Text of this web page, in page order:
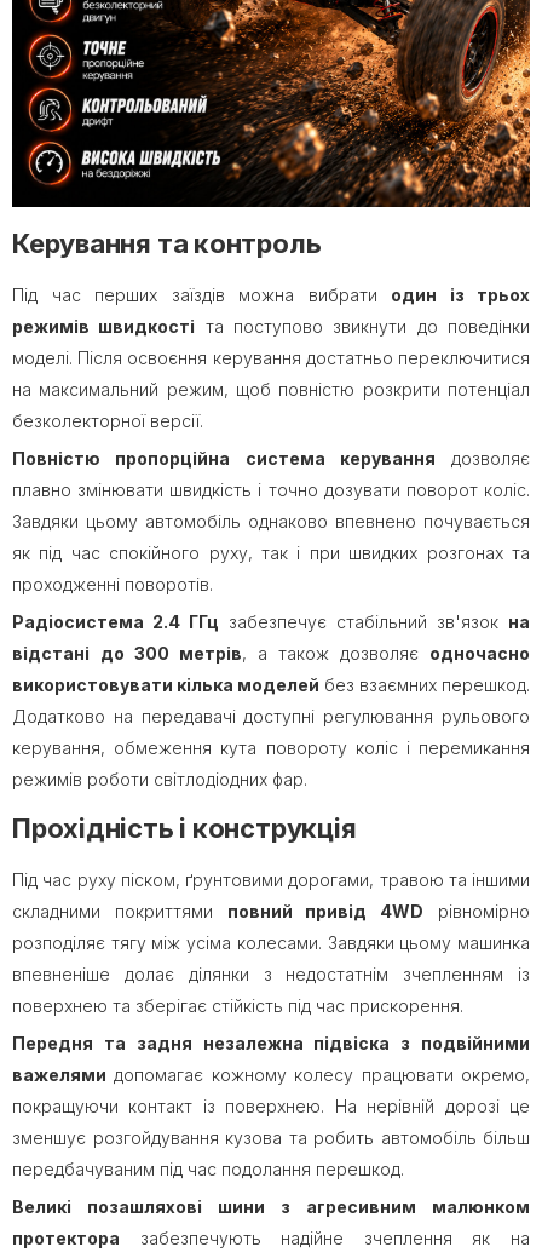
Керування та контроль
Під час перших заїздів можна вибрати один із трьох
режимів швидкості та поступово звикнути до поведінки
моделі. Після освоєння керування достатньо переключитися
на максимальний режим, щоб повністю розкрити потенціал
безколекторної версії.
Повністю пропорційна система керування дозволяє
плавно змінювати швидкість і точно дозувати поворот коліс.
Завдяки цьому автомобіль однаково впевнено почувається
як під час спокійного руху, так і при швидких розгонах та
проходженні поворотів.
Радіосистема 2.4 ГГц забезпечує стабільний зв'язок на
відстані
до 300 метрів, а також дозволяє одночасно
використовувати кілька моделей без взаємних перешкод.
Додатково на передавачі доступні регулювання рульового
керування, обмеження кута повороту коліс і перемикання
режимів роботи світлодіодних фар.
Прохідність і конструкція
Під час руху піском, ґрунтовими дорогами, травою та іншими
складними покриттями повний привід 4WD рівномірно
розподіляє тягу між усіма колесами. Завдяки цьому машинка
впевненіше долає ділянки з недостатнім зчепленням із
поверхнею та зберігає стійкість під час прискорення.
Передня та задня незалежна підвіска з подвійними
важелями допомагає кожному колесу працювати окремо,
покращуючи контакт із поверхнею. На нерівній дорозі це
зменшує розгойдування кузова та робить автомобіль більш
передбачуваним під час подолання перешкод.
Великі позашляхові шини з агресивним малюнком
протектора забезпечують надійне зчеплення як на